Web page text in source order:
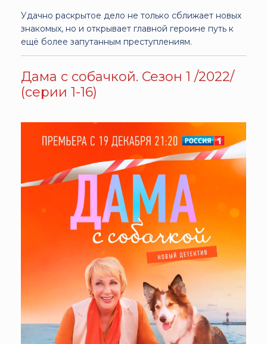
Удачно раскрытое дело не только сближает новых
знакомых, но и открывает главной героине путь к
ещё более запутанным преступлениям.
Дама с собачкой. Сезон 1 /2022/
(серии 1-16)